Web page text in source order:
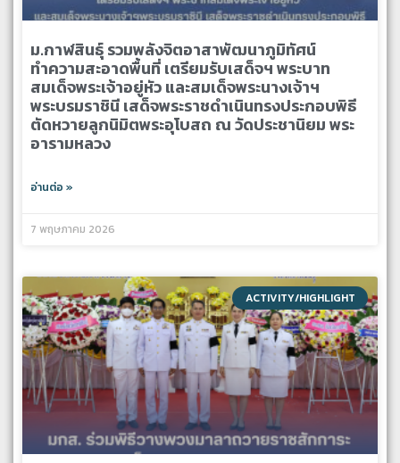
ม.กาฬสินธุ์ รวมพลังจิตอาสาพัฒนาภูมิทัศน์
ทำความสะอาดพื้นที่ เตรียมรับเสด็จฯ พระบาท
สมเด็จพระเจ้าอยู่หัว และสมเด็จพระนางเจ้าฯ
พระบรมราชินี เสด็จพระราชดำเนินทรงประกอบพิธี
ตัดหวายลูกนิมิตพระอุโบสถ ณ วัดประชานิยม พระ
อารามหลวง
อ่านต่อ »
7 พฤษภาคม 2026
ACTIVITY/HIGHLIGHT